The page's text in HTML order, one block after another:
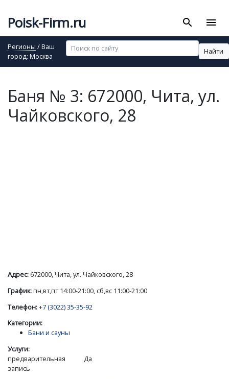
Poisk-Firm.ru search menu
Регионы / Ваш
город: Москва
Найти
Баня № 3: 672000, Чита, ул.
Чайковского, 28
Адрес: 672000, Чита, ул. Чайковского, 28
График:пн,вт,пт 14:00-21:00, сб,вс 11:00-21:00
Телефон:+7 (3022) 35-35-92
Категории:
Бани и сауны
Услуги:
предварительная
запись
Да